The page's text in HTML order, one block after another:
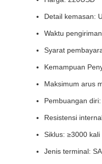
Detail kemasan:
Waktu
Syarat
Kemampuan
Maksimum arus
Pembuangan
Resistensi
Siklus: ≥3000 kali
Jenis terminal: